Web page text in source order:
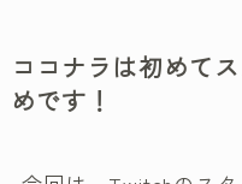
ココナラは初めて
めです！